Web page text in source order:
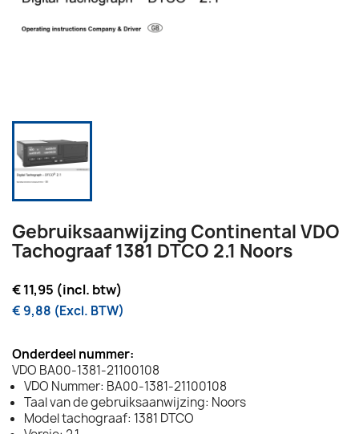
Gebruiksaanwijzing Continental VDO
Tachograaf 1381 DTCO 2.1 Noors
€ 11,95 (incl. btw)
€ 9,88 (Excl. BTW)
Onderdeel nummer:
VDO BA00-1381-21100108
VDO Nummer: BA00-1381-21100108
Taal van de gebruiksaanwijzing: Noors
Model tachograaf: 1381 DTCO